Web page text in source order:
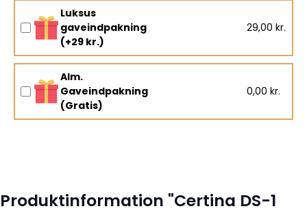
Luksus
gaveindpakning
(+29 kr.)
29,00 kr.
Alm.
Gaveindpakning
(Gratis)
0,00 kr.
Produktinformation "Certina DS-1